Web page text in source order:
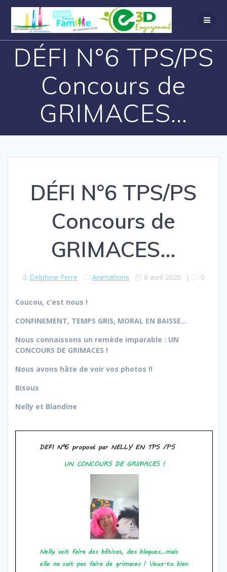
DÉFI N°6 TPS/PS
Concours de
GRIMACES…
DÉFI N°6 TPS/PS
Concours de
GRIMACES…
Delphine Ferre Animations 6 avril 2020 | 0
Coucou, c’est nous !
CONFINEMENT, TEMPS GRIS, MORAL EN BAISSE…
Nous connaissons un remède imparable : UN
CONCOURS DE GRIMACES !
Nous avons hâte de voir vos photos !!
Bisous
Nelly et Blandine